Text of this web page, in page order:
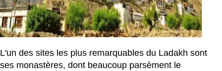
L'un des sites les plus remarquables du Ladakh sont
ses monastères, dont beaucoup parsèment le